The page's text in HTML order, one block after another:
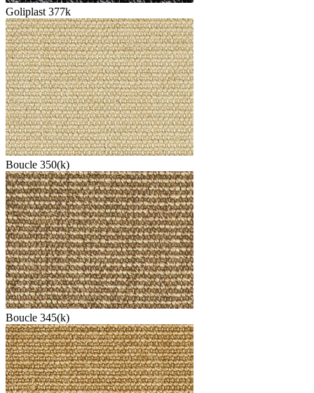
Goliplast 377k
Boucle 350(k)
Boucle 345(k)